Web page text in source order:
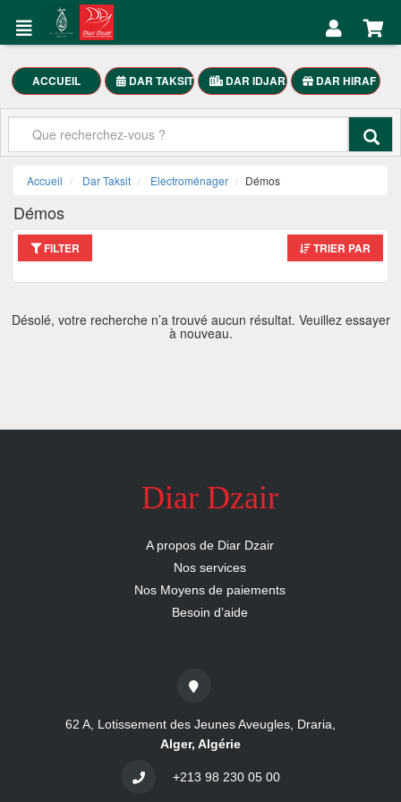
Accueil
Mon
العربية
DAR
DAR
TAKSIT
Meubles
Maison
Motocycle
Mon
Compte
ACCUEIL DAR TAKSIT DAR IDJAR DAR HIRAF
Accueil Dar Taksit Electroménager Démos
Démos
FILTER TRIER PAR
Désolé, votre recherche n’a trouvé aucun résultat. Veuillez essayer
à nouveau.
Diar Dzair
A propos de Diar Dzair
Nos services
Nos Moyens de paiements
Besoin d’aide
62 A, Lotissement des Jeunes Aveugles, Draria,
Alger, Algérie
+213 98 230 05 00